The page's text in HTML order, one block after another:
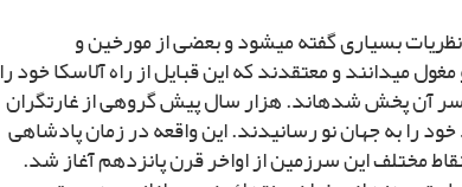
بسیارى گفته مى‏شود و بعضى از مورخین و
مى‏دانند و معتقدند که این قبایل از راه آلاسکا خود را
آن پخش شده‏اند. هزار سال پیش گروهى از غارتگران
خود را به جهان نو رسانیدند. این واقعه در زمان پادشاهى
مختلف این سرزمین از اواخر قرن پانزدهم آغاز شد.